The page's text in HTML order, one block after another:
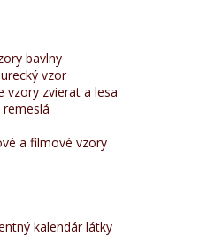
bavlny
vzor
vzory zvierat a lesa
a filmové vzory
kalendár látky